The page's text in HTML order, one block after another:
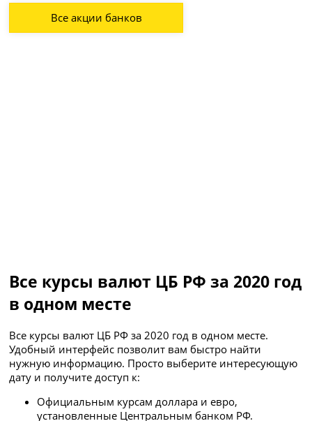
Все акции банков
Все курсы валют ЦБ РФ за 2020 год
в одном месте
Все курсы валют ЦБ РФ за 2020 год в одном месте.
Удобный интерфейс позволит вам быстро найти
нужную информацию. Просто выберите интересующую
дату и получите доступ к:
Официальным курсам доллара и евро,
установленные Центральным банком РФ.